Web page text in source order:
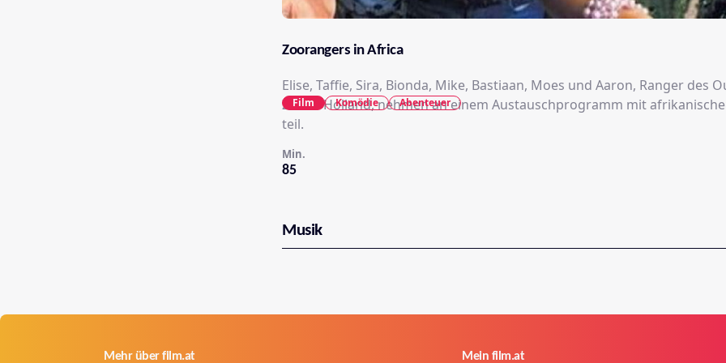
Zoorangers in Africa
Elise, Taffie, Sira, Bionda, Mike, Bastiaan, Moes und Aaron, Ranger des
Zoo in Holland, nehmen an einem Austauschprogramm mit
teil.
85
Min.
Film Komödie Abenteuer
Musik
Mehr über film.at Mein film.at